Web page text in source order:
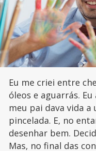
Eu me criei entre
óleos e aguarrás.
meu pai dava vida a
pincelada. E, no
desenhar bem.
Mas, no final das